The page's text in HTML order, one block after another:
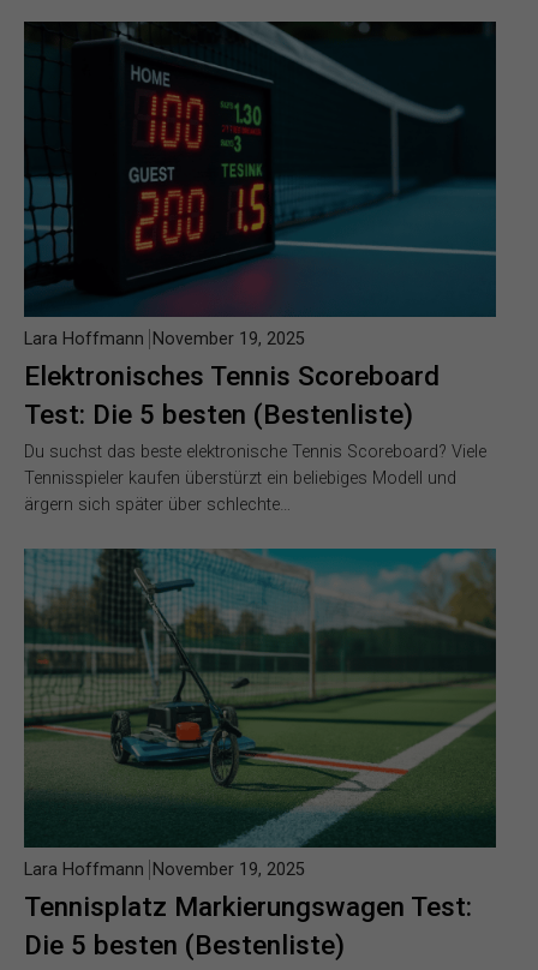
Elektronisches Tennis Scoreboard
Test: Die 5 besten (Bestenliste)
Lara Hoffmann November 19, 2025
Du suchst das beste elektronische Tennis Scoreboard? Viele
Tennisspieler kaufen überstürzt ein beliebiges Modell und
ärgern sich später über schlechte…
Tennisplatz Markierungswagen Test:
Die 5 besten (Bestenliste)
Lara Hoffmann November 19, 2025